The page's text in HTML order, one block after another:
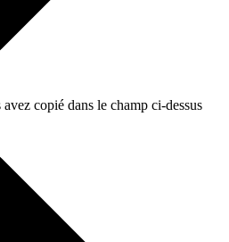
copié dans le champ ci-dessus